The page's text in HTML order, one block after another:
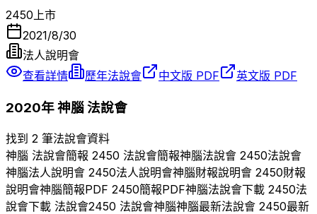
2450上市
2021/8/30
法人說明會
查看詳情
歷年法說會 中文版 PDF 英文版 PDF
2020年神腦法說會
找到 2 筆法說會資料
神腦 法說會簡報 2450 法說會簡報神腦法說會 2450法說會
神腦法人說明會 2450法人說明會神腦財報說明會 2450財報
說明會神腦簡報PDF 2450簡報PDF神腦法說會下載 2450法
說會下載 法說會2450 法說會神腦神腦最新法說會 2450最新